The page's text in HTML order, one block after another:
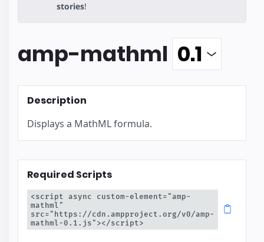
stories!
amp-mathml
Description
Displays a MathML formula.
Required Scripts
<script async custom-element="amp-
mathml"
src="https://cdn.ampproject.org/v0/amp-
mathml-0.1.js"></script>